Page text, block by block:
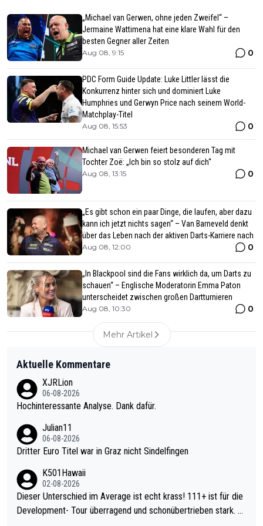
„Michael van Gerwen, ohne jeden Zweifel“ –
Jermaine Wattimena hat eine klare Wahl für den
besten Gegner aller Zeiten
Aug 08, 9:15 0
PDC Form Guide Update: Luke Littler lässt die
Konkurrenz hinter sich und dominiert Luke
Humphries und Gerwyn Price nach seinem World-
Matchplay-Titel
Aug 08, 15:53 0
Michael van Gerwen feiert besonderen Tag mit
Tochter Zoë: „Ich bin so stolz auf dich“
Aug 08, 13:15 0
„Es gibt schon ein paar Dinge, die laufen, aber dazu
kann ich jetzt nichts sagen“ – Van Barneveld denkt
über das Leben nach der aktiven Darts-Karriere nach
Aug 08, 12:00 0
„In Blackpool sind die Fans wirklich da, um Darts zu
schauen“ – Englische Moderatorin Emma Paton
unterscheidet zwischen großen Dartturnieren
Aug 08, 10:30 0
Mehr Artikel
Aktuelle Kommentare
XJRLion
06-08-2026
Hochinteressante Analyse. Dank dafür.
Julian11
06-08-2026
Dritter Euro Titel war in Graz nicht Sindelfingen
K501Hawaii
02-08-2026
Dieser Unterschied im Average ist echt krass! 111+ ist für die
Development- Tour überragend und schonübertrieben stark. U